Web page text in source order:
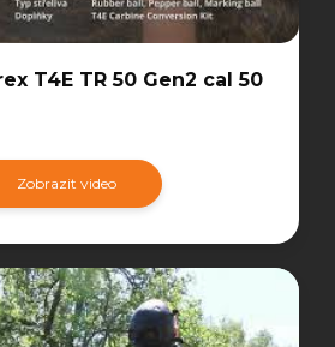
T4E TR 50 Gen2 cal 50
Zobrazit video